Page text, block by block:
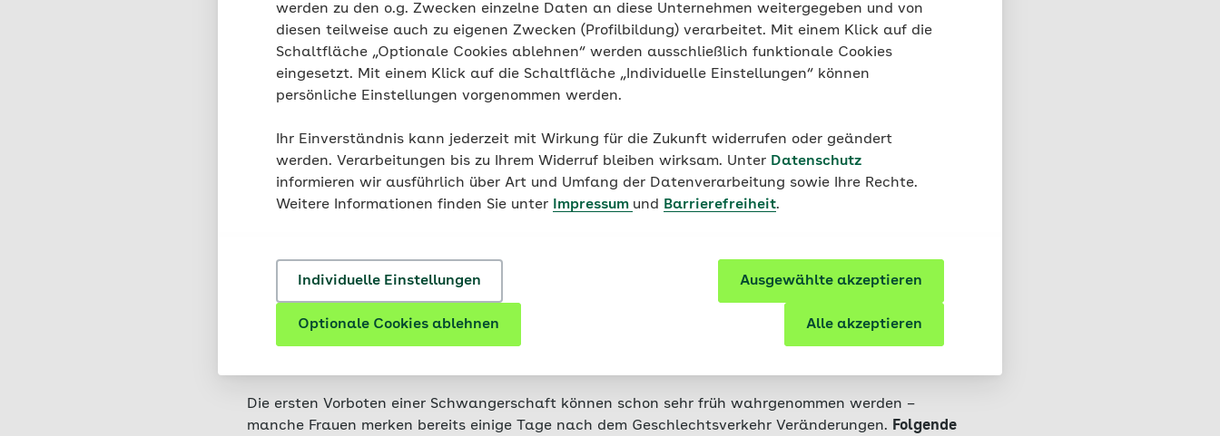
werden zu den o.g. Zwecken einzelne Daten an diese Unternehmen weitergegeben und von
diesen teilweise auch zu eigenen Zwecken (Profilbildung) verarbeitet. Mit einem Klick auf die
Schaltfläche „Optionale Cookies ablehnen“ werden ausschließlich funktionale Cookies
eingesetzt. Mit einem Klick auf die Schaltfläche „Individuelle Einstellungen“ können
persönliche Einstellungen vorgenommen werden.
Ihr Einverständnis kann jederzeit mit Wirkung für die Zukunft widerrufen oder geändert
werden. Verarbeitungen bis zu Ihrem Widerruf bleiben wirksam. Unter Datenschutz
informieren wir ausführlich über Art und Umfang der Datenverarbeitung sowie Ihre Rechte.
Weitere Informationen finden Sie unter
Impressum und Barrierefreiheit.
Individuelle Einstellungen Ausgewählte akzeptieren
Optionale Cookies ablehnen Alle akzeptieren
Nicht bei jeder Schwangerschaft bleiben Blutungen von Beginn an aus.
In den ersten Wochen der Schwangerschaft kann es durch die
Implantation des Embryos zu einer Blutung kommen, die einer sehr leichten
Regelblutung ähnlich ist. Vor allem Frauen, die ohnehin eine nur leichte
Veränderung fest.
Anzeichen einer Schwangerschaft vor
Die ersten Vorboten einer Schwangerschaft können schon sehr früh wahrgenommen werden –
manche Frauen merken bereits einige Tage nach dem Geschlechtsverkehr Veränderungen. Folgende